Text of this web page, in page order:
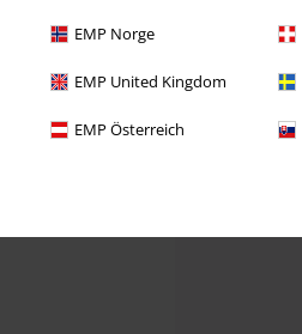
EMP Norge
EMP United Kingdom
EMP Österreich